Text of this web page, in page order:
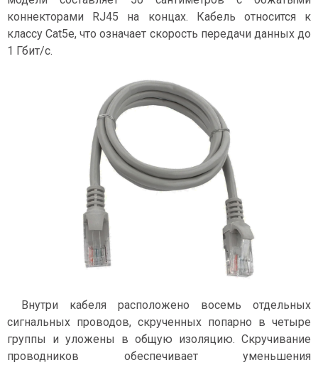
коннекторами RJ45 на концах. Кабель относится к
классу Cat5e, что означает скорость передачи данных до
1 Гбит/с.
Внутри кабеля расположено восемь отдельных
сигнальных проводов, скрученных попарно в четыре
группы и уложены в общую изоляцию. Скручивание
проводников обеспечивает уменьшения